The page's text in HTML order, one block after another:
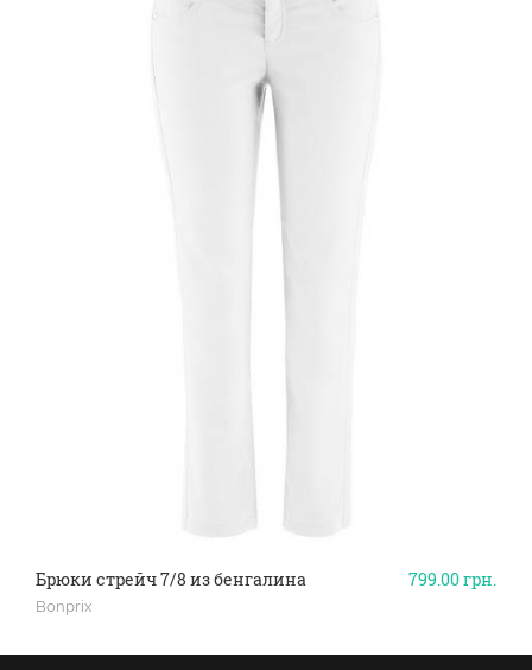
799.00грн.
Брюки стрейч 7/8 из бенгалина
Bonprix